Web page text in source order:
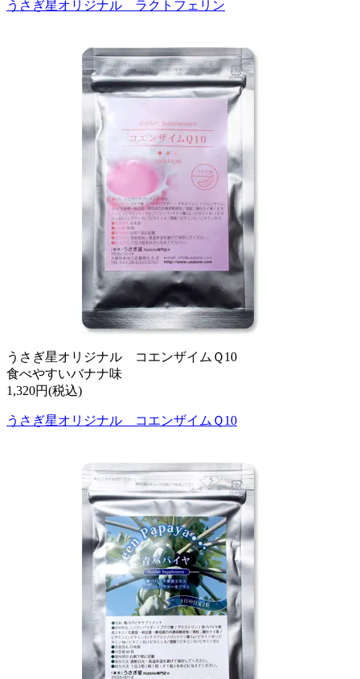
うさぎ星オリジナル ラクトフェリン
うさぎ星オリジナル コエンザイムＱ10
食べやすいバナナ味
1,320円(税込)
うさぎ星オリジナル コエンザイムＱ10